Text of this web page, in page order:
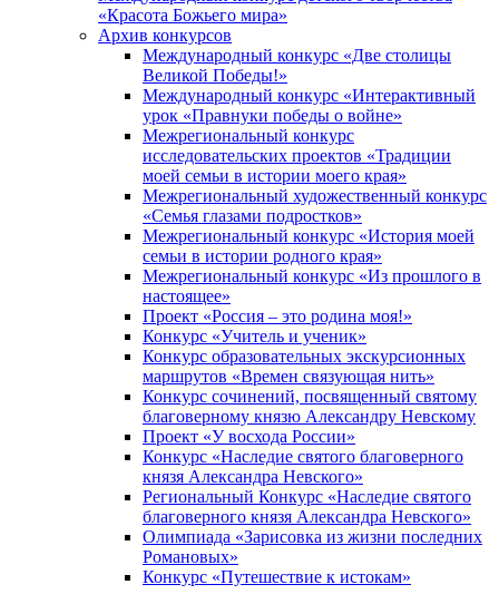
«Красота Божьего мира»
Архив конкурсов
Международный конкурс «Две столицы
Великой Победы!»
Международный конкурс «Интерактивный
урок «Правнуки победы о войне»
Межрегиональный конкурс
исследовательских проектов «Традиции
моей семьи в истории моего края»
Межрегиональный художественный конкурс
«Семья глазами подростков»
Межрегиональный конкурс «История моей
семьи в истории родного края»
Межрегиональный конкурс «Из прошлого в
настоящее»
Проект «Россия – это родина моя!»
Конкурс «Учитель и ученик»
Конкурс образовательных экскурсионных
маршрутов «Времен связующая нить»
Конкурс сочинений, посвященный святому
благоверному князю Александру Невскому
Проект «У восхода России»
Конкурс «Наследие святого благоверного
князя Александра Невского»
Региональный Конкурс «Наследие святого
благоверного князя Александра Невского»
Олимпиада «Зарисовка из жизни последних
Романовых»
Конкурс «Путешествие к истокам»